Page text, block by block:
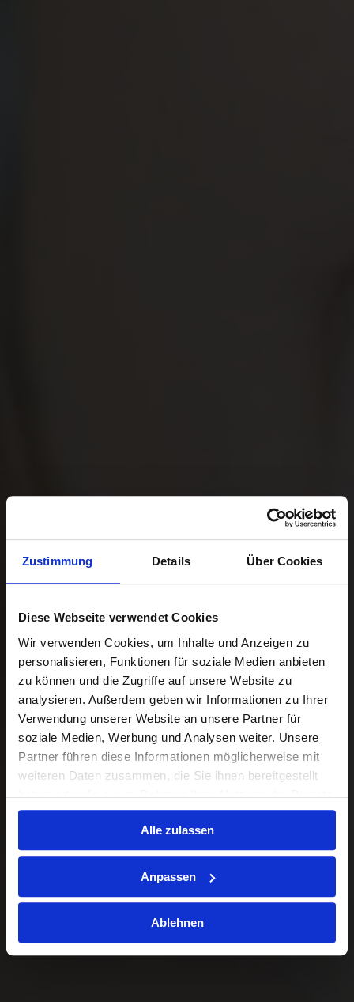
Zustimmung Details Über Cookies
Diese Webseite verwendet Cookies
Wir verwenden Cookies, um Inhalte und Anzeigen zu
personalisieren, Funktionen für soziale Medien anbieten
zu können und die Zugriffe auf unsere Website zu
analysieren. Außerdem geben wir Informationen zu Ihrer
Verwendung unserer Website an unsere Partner für
soziale Medien, Werbung und Analysen weiter. Unsere
Partner führen diese Informationen möglicherweise mit
weiteren Daten zusammen, die Sie ihnen bereitgestellt
haben oder die sie im Rahmen Ihrer Nutzung der Dienste
gesammelt haben.
Alle zulassen
Anpassen
Ablehnen